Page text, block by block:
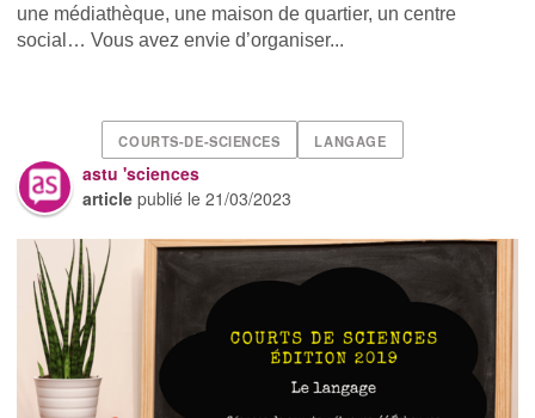
une médiathèque, une maison de quartier, un centre
social… Vous avez envie d’organiser...
COURTS-DE-SCIENCES LANGAGE
astu 'sciences
article publié le21/03/2023